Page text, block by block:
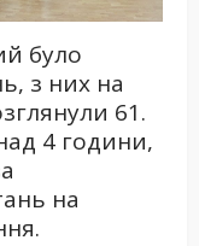
було
з них на
61.
4 години,
на